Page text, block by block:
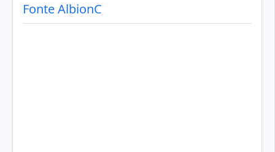
Fonte AlbionC